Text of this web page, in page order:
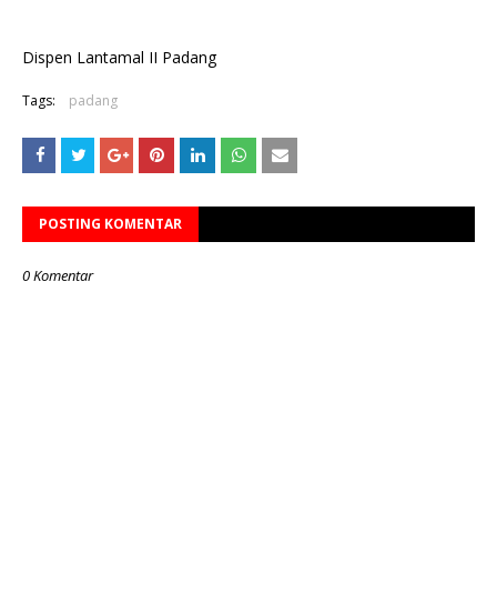
Dispen Lantamal II Padang
Tags: padang
POSTING KOMENTAR
0 Komentar